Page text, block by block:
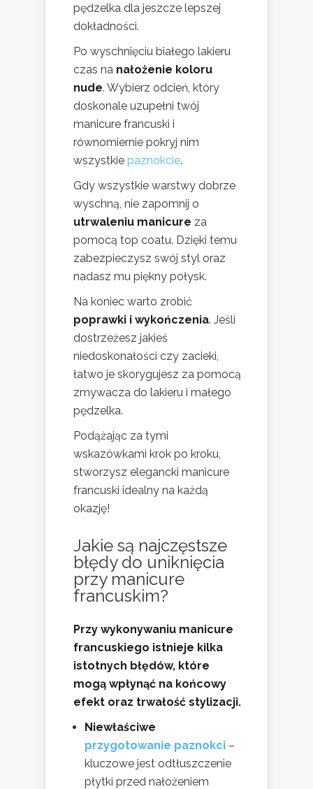
pędzelka dla jeszcze lepszej
dokładności.
Po wyschnięciu białego lakieru
czas na nałożenie koloru
nude. Wybierz odcień, który
doskonale uzupełni twój
manicure francuski i
równomiernie pokryj nim
wszystkie paznokcie.
Gdy wszystkie warstwy dobrze
wyschną, nie zapomnij o
utrwaleniu manicure za
pomocą top coatu. Dzięki temu
zabezpieczysz swój styl oraz
nadasz mu piękny połysk.
Na koniec warto zrobić
poprawki i wykończenia. Jeśli
dostrzeżesz jakieś
niedoskonałości czy zacieki,
łatwo je skorygujesz za pomocą
zmywacza do lakieru i małego
pędzelka.
Podążając za tymi
wskazówkami krok po kroku,
stworzysz elegancki manicure
francuski idealny na każdą
okazję!
Jakie są najczęstsze
błędy do uniknięcia
przy manicure
francuskim?
Przy wykonywaniu manicure
francuskiego istnieje kilka
istotnych błędów, które
mogą wpłynąć na końcowy
efekt oraz trwałość stylizacji.
Niewłaściwe
przygotowanie paznokci –
kluczowe jest odtłuszczenie
płytki przed nałożeniem